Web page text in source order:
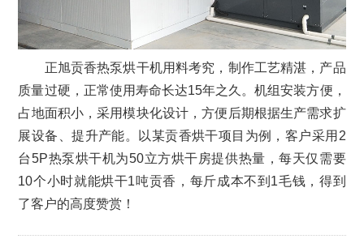
正旭贡香热泵烘干机用料考究，制作工艺精湛，产品
质量过硬，正常使用寿命长达15年之久。机组安装方便，
占地面积小，采用模块化设计，方便后期根据生产需求扩
展设备、提升产能。以某贡香烘干项目为例，客户采用2
台5P热泵烘干机为50立方烘干房提供热量，每天仅需要
10个小时就能烘干1吨贡香，每斤成本不到1毛钱，得到
了客户的高度赞赏！